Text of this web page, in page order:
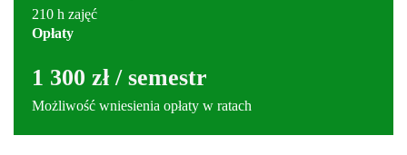
210 h zajęć
Opłaty
1 300 zł / semestr
Możliwość wniesienia opłaty w ratach